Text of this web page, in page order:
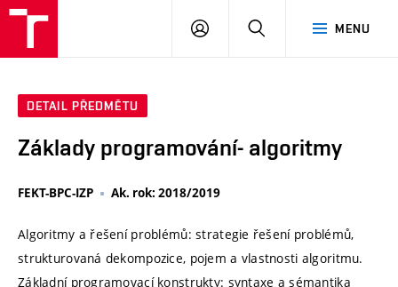
MENU
PŘIHLÁSIT
DETAIL PŘEDMĚTU
Základy programování- algoritmy
FEKT-BPC-IZP Ak. rok: 2018/2019
Algoritmy a řešení problémů: strategie řešení problémů,
strukturovaná dekompozice, pojem a vlastnosti algoritmu.
Základní programovací konstrukty: syntaxe a sémantika